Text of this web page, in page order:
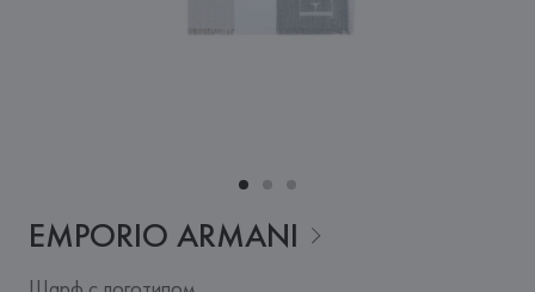
EMPORIO ARMANI